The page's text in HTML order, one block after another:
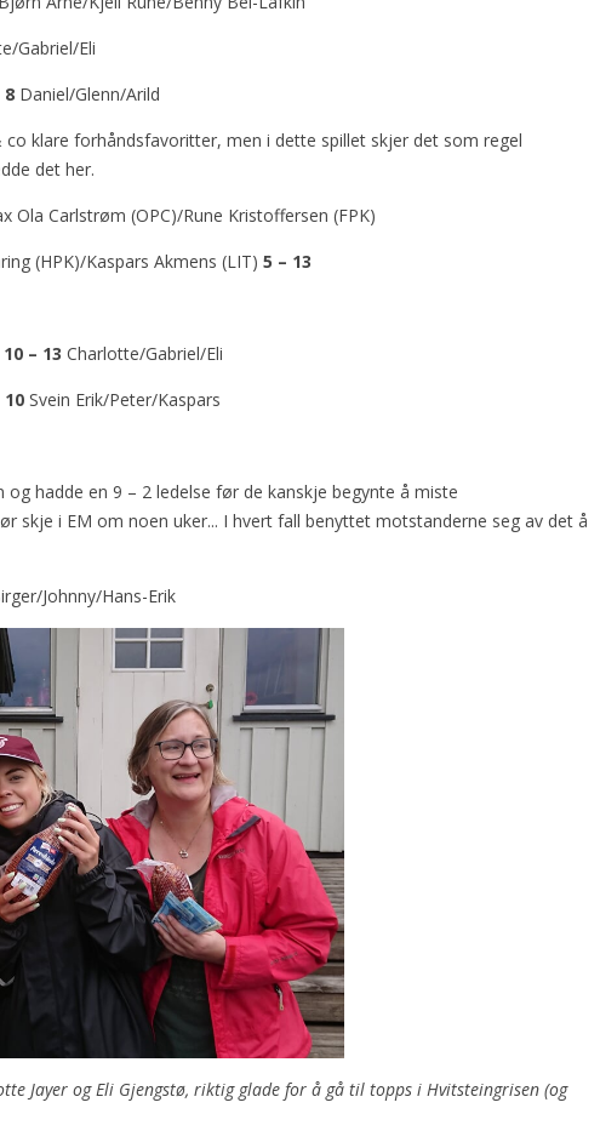
Gabriel/Eli
8 Daniel/Glenn/Arild
co klare forhåndsfavoritter, men i dette spillet skjer det som regel
det her.
Ola Carlstrøm (OPC)/Rune Kristoffersen (FPK)
(HPK)/Kaspars Akmens (LIT) 5 – 13
10 – 13 Charlotte/Gabriel/Eli
10 Svein Erik/Peter/Kaspars
hadde en 9 – 2 ledelse før de kanskje begynte å miste
skje i EM om noen uker... I hvert fall benyttet motstanderne seg av det å
Johnny/Hans-Erik
Jayer og Eli Gjengstø, riktig glade for å gå til topps i Hvitsteingrisen (og